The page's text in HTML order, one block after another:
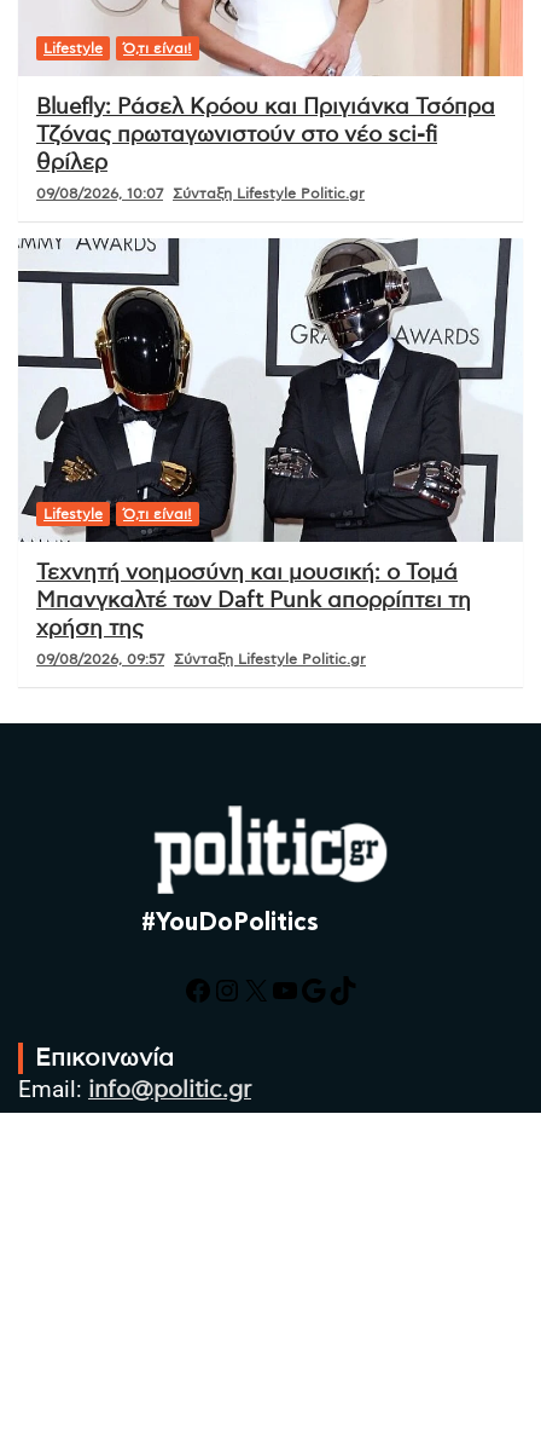
Lifestyle Ό,τι είναι!
Bluefly: Ράσελ Κρόου και Πριγιάνκα Τσόπρα
Τζόνας πρωταγωνιστούν στο νέο sci-fi
θρίλερ
09/08/2026, 10:07 Σύνταξη Lifestyle Politic.gr
Lifestyle Ό,τι είναι!
Τεχνητή νοημοσύνη και μουσική: ο Τομά
Μπανγκαλτέ των Daft Punk απορρίπτει τη
χρήση της
09/08/2026, 09:57 Σύνταξη Lifestyle Politic.gr
#YouDoPolitics
Facebook
Instagram
X YouTube
Google
TikTok
Επικοινωνία
Email: info@politic.gr
Τηλ: